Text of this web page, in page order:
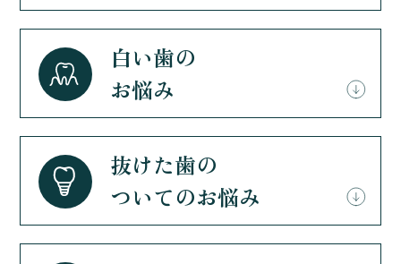
白い歯の
お悩み
抜けた歯の
ついてのお悩み